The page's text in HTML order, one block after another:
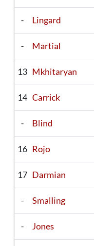
- Lingard
- Martial
13 Mkhitaryan
14 Carrick
- Blind
16 Rojo
17 Darmian
- Smalling
- Jones